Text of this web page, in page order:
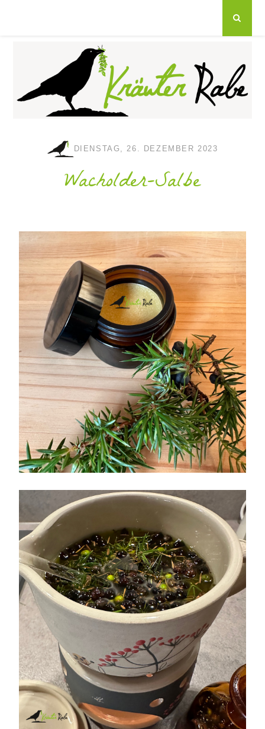
DIENSTAG, 26. DEZEMBER 2023
Wacholder-Salbe